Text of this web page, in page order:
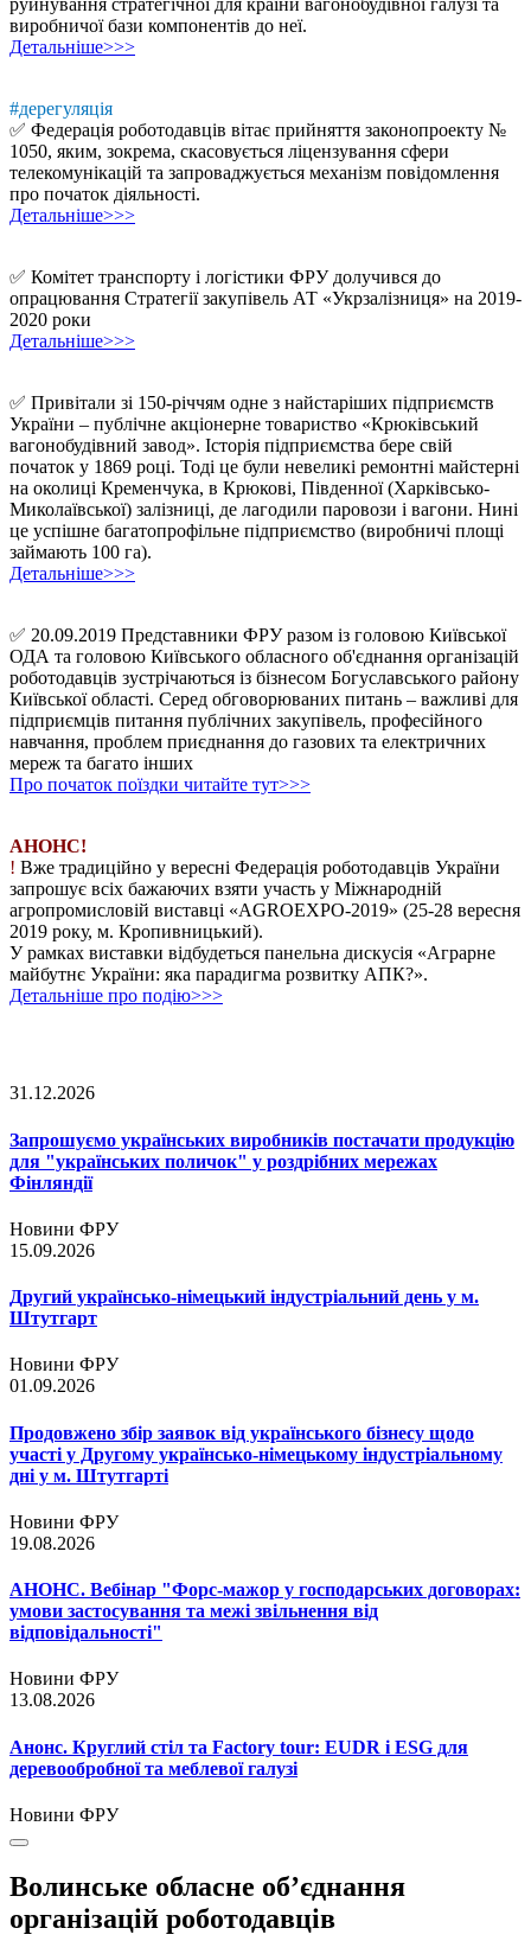
руйнування стратегічної для країни вагонобудівної галузі та
виробничої бази компонентів до неї.
Детальніше>>>
#дерегуляція
✅ Федерація роботодавців вітає прийняття законопроекту №
1050, яким, зокрема, скасовується ліцензування сфери
телекомунікацій та запроваджується механізм повідомлення
про початок діяльності.
Детальніше>>>
✅ Комітет транспорту і логістики ФРУ долучився до
опрацювання Стратегії закупівель АТ «Укрзалізниця» на 2019-
2020 роки
Детальніше>>>
✅ Привітали зі 150-річчям одне з найстаріших підприємств
України – публічне акціонерне товариство «Крюківський
вагонобудівний завод». Історія підприємства бере свій
початок у 1869 році. Тоді це були невеликі ремонтні майстерні
на околиці Кременчука, в Крюкові, Південної (Харківсько-
Миколаївської) залізниці, де лагодили паровози і вагони. Нині
це успішне багатопрофільне підприємство (виробничі площі
займають 100 га).
Детальніше>>>
✅ 20.09.2019 Представники ФРУ разом із головою Київської
ОДА та головою Київського обласного об'єднання організацій
роботодавців зустрічаються із бізнесом Богуславського району
Київської області. Серед обговорюваних питань – важливі для
підприємців питання публічних закупівель, професійного
навчання, проблем приєднання до газових та електричних
мереж та багато інших
Про початок поїздки читайте тут>>>
АНОНС!
! Вже традиційно у вересні Федерація роботодавців України
запрошує всіх бажаючих взяти участь у Міжнародній
агропромисловій виставці «AGROEXPO-2019» (25-28 вересня
2019 року, м. Кропивницький).
У рамках виставки відбудеться панельна дискусія «Аграрне
майбутнє України: яка парадигма розвитку АПК?».
Детальніше про подію>>>
31.12.2026
Запрошуємо українських виробників постачати продукцію
для "українських поличок" у роздрібних мережах
Фінляндії
Новини ФРУ
15.09.2026
Другий українсько-німецький індустріальний день у м.
Штутгарт
Новини ФРУ
01.09.2026
Продовжено збір заявок від українського бізнесу щодо
участі у Другому українсько-німецькому індустріальному
дні у м. Штутгарті
Новини ФРУ
19.08.2026
АНОНС. Вебінар "Форс-мажор у господарських договорах:
умови застосування та межі звільнення від
відповідальності"
Новини ФРУ
13.08.2026
Анонс. Круглий стіл та Factory tour: EUDR і ESG для
деревообробної та меблевої галузі
Новини ФРУ
Волинське обласне об’єднання
організацій роботодавців